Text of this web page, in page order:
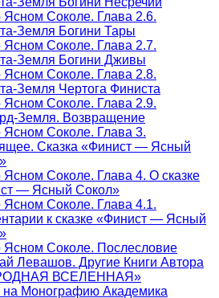
Ясном Соколе. Глава 2.6.
Земля Богини Тары
Ясном Соколе. Глава 2.7.
Земля Богини Дживы
Ясном Соколе. Глава 2.8.
Земля Чертога Финиста
Ясном Соколе. Глава 2.9.
Земля. Возвращение
Ясном Соколе. Глава 3.
Сказка «Финист — Ясный
Ясном Соколе. Глава 4. О сказке
— Ясный Сокол»
Ясном Соколе. Глава 4.1.
к сказке «Финист — Ясный
Ясном Соколе. Послесловие
Левашов. Другие Книги Автора
ВСЕЛЕННАЯ»
на Монографию Академика